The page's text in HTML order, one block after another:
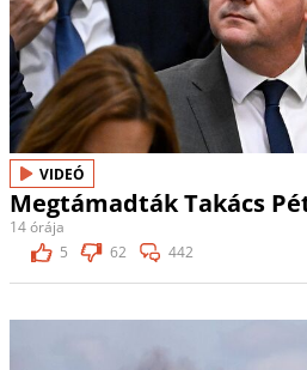
VIDEÓ
Megtámadták Takács
14 órája
5
62 442